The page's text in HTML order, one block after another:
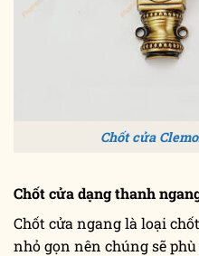
Chốt cửa
Chốt cửa dạng thanh
Chốt cửa ngang là loại
nhỏ gọn nên chúng sẽ